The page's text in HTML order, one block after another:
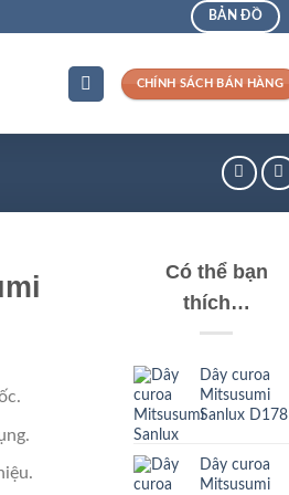
BẢN ĐỒ
CHÍNH SÁCH BÁN HÀNG
Có thể bạn
thích…
Dây curoa
Mitsusumi
Sanlux D178
Dây curoa
Mitsusumi